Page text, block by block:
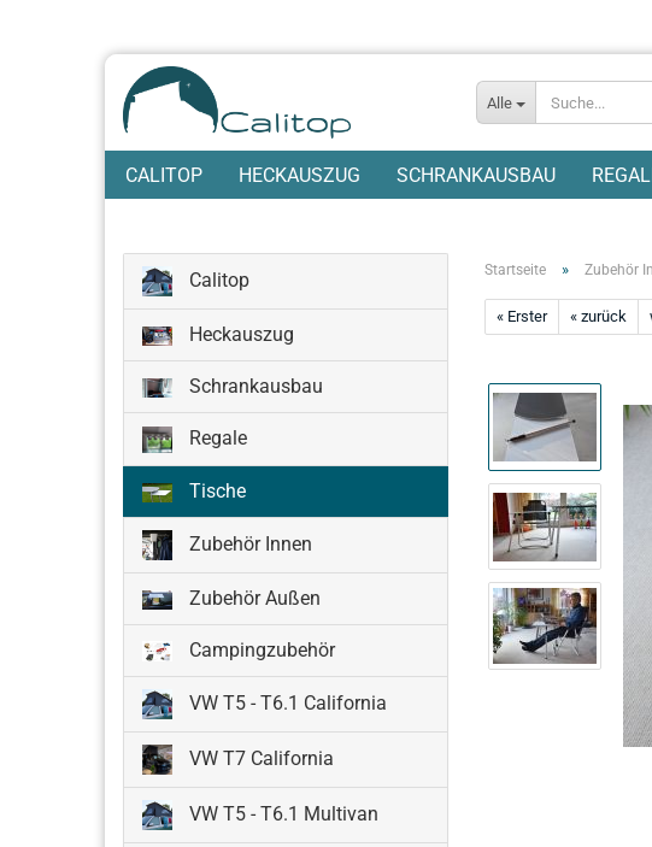
Alle
CALITOP HECKAUSZUG SCHRANKAUSBAU
Startseite » Zubehör
« Erster « zurück
Calitop
Heckauszug
Schrankausbau
Regale
Tische
Zubehör Innen
Zubehör Außen
Campingzubehör
VW T5 - T6.1 California
VW T7 California
VW T5 - T6.1 Multivan